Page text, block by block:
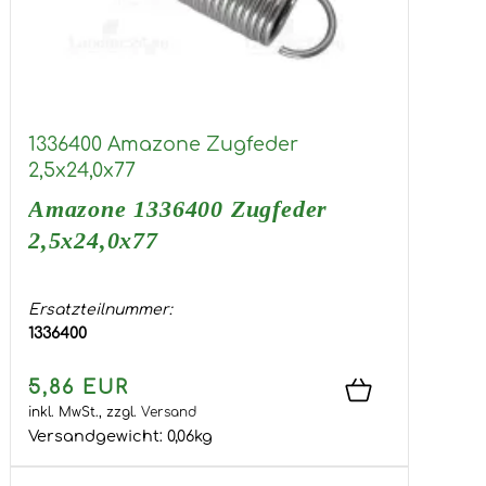
1336400 Amazone Zugfeder
2,5x24,0x77
Amazone 1336400 Zugfeder
2,5x24,0x77
Ersatzteilnummer:
1336400
...
5,86 EUR
inkl. MwSt., zzgl. Versand
Versandgewicht: 0,06kg